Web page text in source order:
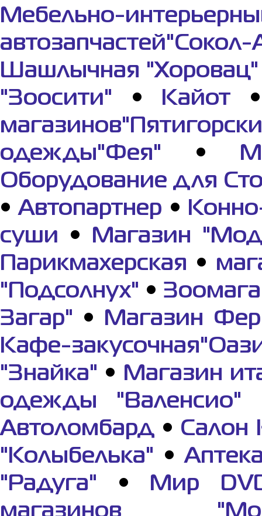
Мебельно-
Шашлычная "Хоровац"
"Зоосити" • Кайот
одежды"Фея" •
Оборудование для
•Автопартнер •
суши •
Магазин
Парикмахерская •
"Подсолнух" •
Загар" •
Магазин
Кафе-
"Знайка" •
Магазин
одежды "Валенсио"
Автоломбард • Салон
"Колыбелька" •
"Радуга" •
Мир
магазинов